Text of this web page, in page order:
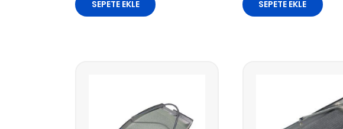
SEPETE EKLE SEPETE EKLE